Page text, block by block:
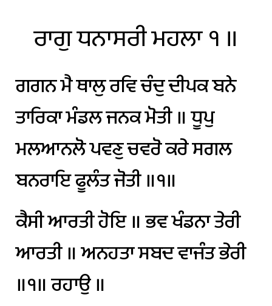
ਰਾਗੁਧਨਾਸਰੀਮਹਲਾ੧ ॥
ਗਗਨਮੈਥਾਲੁਰਵਿਚੰਦੁਦੀਪਕਬਨੇ
ਤਾਰਿਕਾਮੰਡਲਜਨਕਮੋਤੀ॥ਧੂਪੁ
ਮਲਆਨਲੋਪਵਣੁਚਵਰੋਕਰੇਸਗਲ
ਬਨਰਾਇਫੂਲੰਤਜੋਤੀ॥੧॥
ਕੈਸੀਆਰਤੀਹੋਇ॥ਭਵਖੰਡਨਾਤੇਰੀ
ਆਰਤੀ॥ਅਨਹਤਾਸਬਦਵਾਜੰਤਭੇਰੀ
॥੧॥ਰਹਾਉ॥